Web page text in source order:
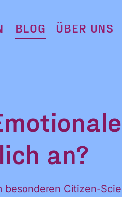
BLOG ÜBER UNS
an?
Citizen-